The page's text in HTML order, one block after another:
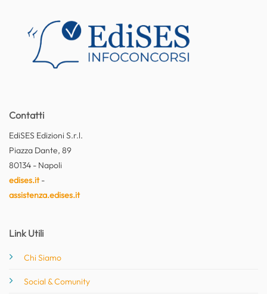
Contatti
EdiSES Edizioni S.r.l.
Piazza Dante, 89
80134 - Napoli
edises.it-
assistenza.edises.it
Link Utili
Chi Siamo
Social & Comunity